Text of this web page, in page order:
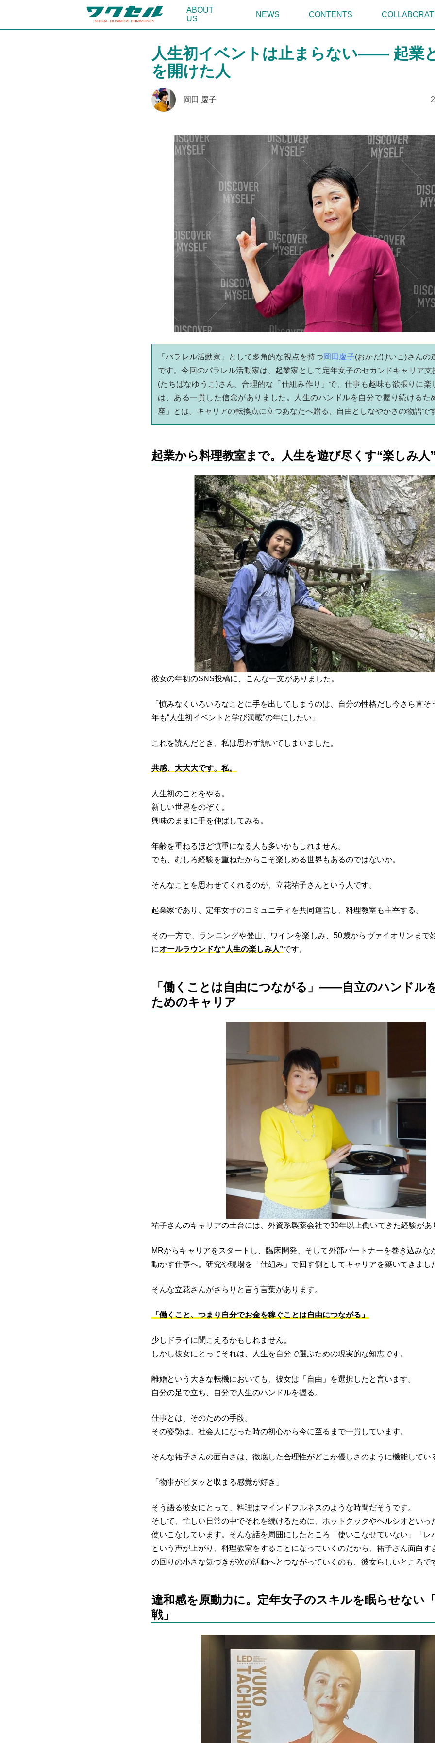
ABOUT
US
NEWS CONTENTS
人生初イベントは止まらない—— 起業
を開けた人
岡田 慶子
「パラレル活動家」として多角的な視点を持つ岡田慶子(おかだけいこ)さんの
です。今回のパラレル活動家は、起業家として定年女子のセカンドキャリア支
(たちばなゆうこ)さん。合理的な「仕組み作り」で、仕事も趣味も欲張りに楽
は、ある一貫した信念がありました。人生のハンドルを自分で握り続けるた
座」とは。キャリアの転換点に立つあなたへ贈る、自由としなやかさの物語で
起業から料理教室まで。人生を遊び尽くす“楽しみ人
彼女の年初のSNS投稿に、こんな一文がありました。
「慎みなくいろいろなことに手を出してしまうのは、自分の性格だし今さら直そ
年も“人生初イベントと学び満載”の年にしたい」
これを読んだとき、私は思わず頷いてしまいました。
共感、大大大です。私。
人生初のことをやる。
新しい世界をのぞく。
興味のままに手を伸ばしてみる。
年齢を重ねるほど慎重になる人も多いかもしれません。
でも、むしろ経験を重ねたからこそ楽しめる世界もあるのではないか。
そんなことを思わせてくれるのが、立花祐子さんという人です。
起業家であり、定年女子のコミュニティを共同運営し、料理教室も主宰する。
その一方で、ランニングや登山、ワインを楽しみ、50歳からヴァイオリンまで
にオールラウンドな“人生の楽しみ人”です。
「働くことは自由につながる」——自立のハンドル
ためのキャリア
祐子さんのキャリアの土台には、外資系製薬会社で30年以上働いてきた経験があ
MRからキャリアをスタートし、臨床開発、そして外部パートナーを巻き込みな
動かす仕事へ。研究や現場を「仕組み」で回す側としてキャリアを築いてきまし
そんな立花さんがさらりと言う言葉があります。
「働くこと、つまり自分でお金を稼ぐことは自由につながる」
少しドライに聞こえるかもしれません。
しかし彼女にとってそれは、人生を自分で選ぶための現実的な知恵です。
離婚という大きな転機においても、彼女は「自由」を選択したと言います。
自分の足で立ち、自分で人生のハンドルを握る。
仕事とは、そのための手段。
その姿勢は、社会人になった時の初心から今に至るまで一貫しています。
そんな祐子さんの面白さは、徹底した合理性がどこか優しさのように機能してい
「物事がピタッと収まる感覚が好き」
そう語る彼女にとって、料理はマインドフルネスのような時間だそうです。
そして、忙しい日常の中でそれを続けるために、ホットクックやヘルシオといっ
使いこなしています。そんな話を周囲にしたところ「使いこなせていない」「レ
という声が上がり、料理教室をすることになっていくのだから、祐子さん面白す
の回りの小さな気づきが次の活動へとつながっていくのも、彼女らしいところで
違和感を原動力に。定年女子のスキルを眠らせない
戦」